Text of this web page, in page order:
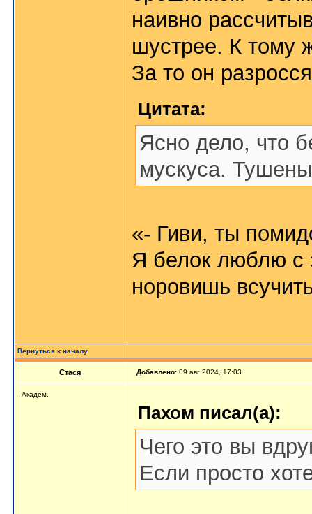
наивно
шустрее. К тому
За то он
Цитата:
Ясно дело, что
мускуса.
«- Гиви, ты
Я белок люблю с
норовишь
Вернуться к началу
Стася Добавлено: 09 авг 2024, 17:03
Aкaдeм.
Пахом писал(а):
Чего это вы
Если просто